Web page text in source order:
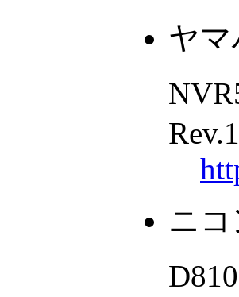
ヤマ
ニコ